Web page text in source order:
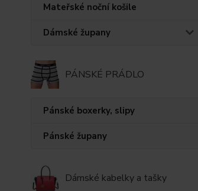
Mateřské noční košile
Dámské župany
PÁNSKÉ PRÁDLO
Pánské boxerky, slipy
Pánské župany
Dámské kabelky a tašky